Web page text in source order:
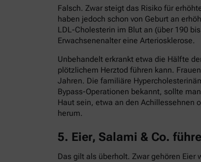
Falsch. Zwar steigt das Risiko für
haben jedoch schon von Geburt an
LDL-Cholesterin im Blut an (über 190
Erwachsenenalter eine Arteriosklerose.
Unbehandelt erkrankt etwa die Hälfte
plötzlichem Herztod führen kann.
Jahren. Die familiäre
Bypass-Operationen bekannt, sollte
Haut sein, etwa an den Achillessehnen
herum.
5. Eier, Salami & Co.
Das gilt als überholt. Zwar gehören